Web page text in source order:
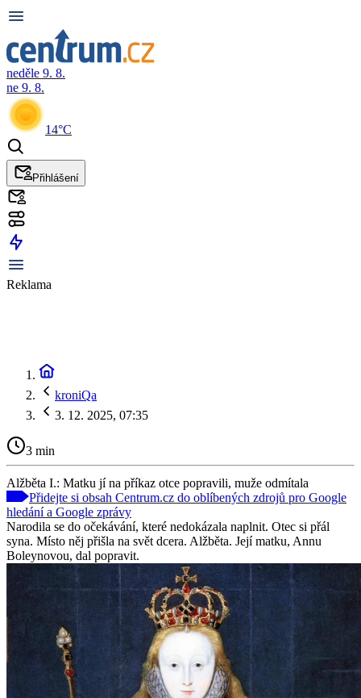
neděle 9. 8.
ne 9. 8.
14°C
Přihlášení
Reklama
kroniQa
3. 12. 2025, 07:35
3 min
Alžběta I.: Matku jí na příkaz otce popravili, muže odmítala
Přidejte si obsah Centrum.cz do oblíbených zdrojů pro Google
hledání a Google zprávy
Narodila se do očekávání, které nedokázala naplnit. Otec si přál
syna. Místo něj přišla na svět dcera. Alžběta. Její matku, Annu
Boleynovou, dal popravit.